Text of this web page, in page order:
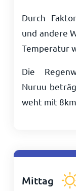
Durch
und andere
Temperatur
Die
Nuruu
weht mit 8
Mittag